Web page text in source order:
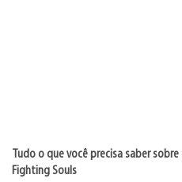
Tudo o que você precisa saber
Fighting Souls